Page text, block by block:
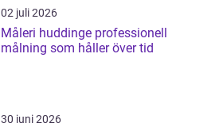
02 juli 2026
Måleri huddinge professionell
målning som håller över tid
30 juni 2026